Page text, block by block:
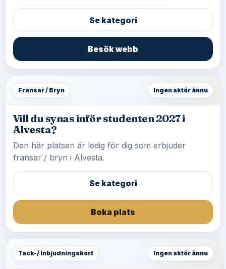
Se kategori
Besök webb
Fransar / Bryn Ingen aktör ännu
Vill du synas inför studenten 2027 i
Alvesta?
Den här platsen är ledig för dig som erbjuder
fransar / bryn i Alvesta.
Se kategori
Boka plats
Tack-/ Inbjudningskort Ingen aktör ännu